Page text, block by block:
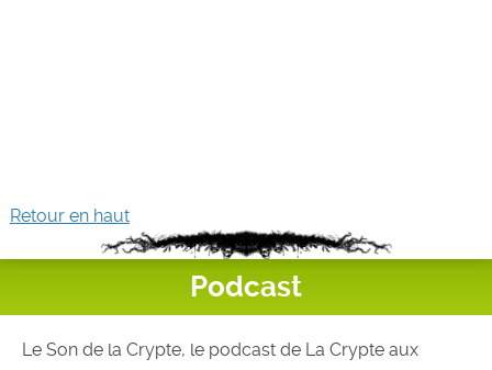
Retour en haut
Podcast
Le Son de la Crypte, le podcast de La Crypte aux